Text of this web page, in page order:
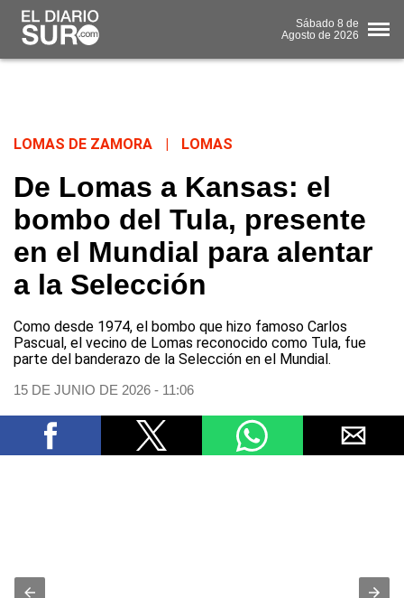
Sábado 8 de
Agosto de 2026
LOMAS DE ZAMORA LOMAS
De Lomas a Kansas: el
bombo del Tula, presente
en el Mundial para alentar
a la Selección
Como desde 1974, el bombo que hizo famoso Carlos
Pascual, el vecino de Lomas reconocido como Tula, fue
parte del banderazo de la Selección en el Mundial.
15 DE JUNIO DE 2026 - 11:06